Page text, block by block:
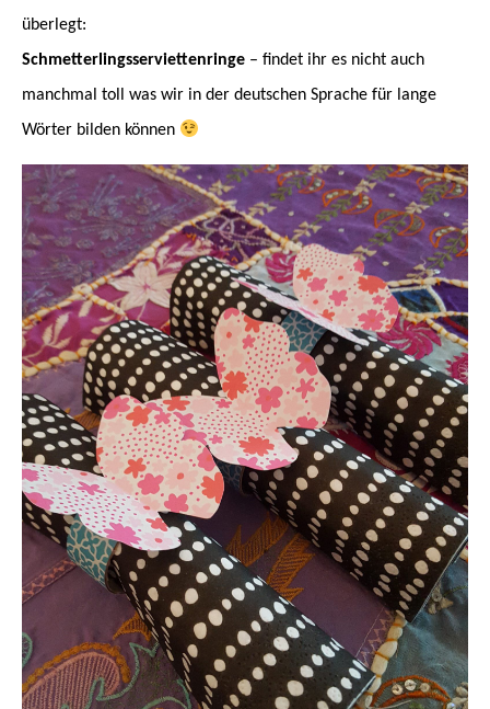
überlegt:
Schmetterlingsserviettenringe – findet ihr es nicht auch
manchmal toll was wir in der deutschen Sprache für lange
Wörter bilden können